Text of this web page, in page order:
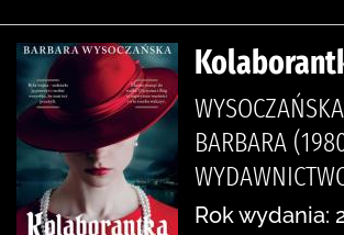
BARBARA
Rok wydania: